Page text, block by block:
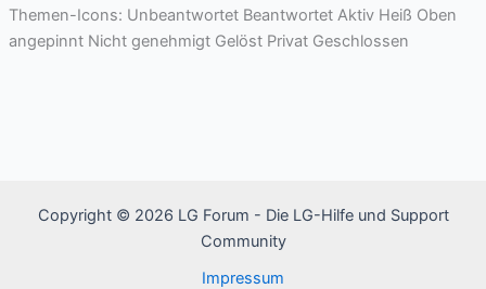
Themen-Icons: Unbeantwortet Beantwortet Aktiv Heiß Oben
angepinnt Nicht genehmigt Gelöst Privat Geschlossen
Copyright © 2026 LG Forum - Die LG-Hilfe und Support
Community
Impressum